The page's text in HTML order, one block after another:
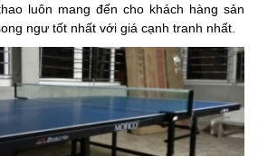
luôn mang đến cho khách hàng sản
ngư tốt nhất với giá cạnh tranh nhất.